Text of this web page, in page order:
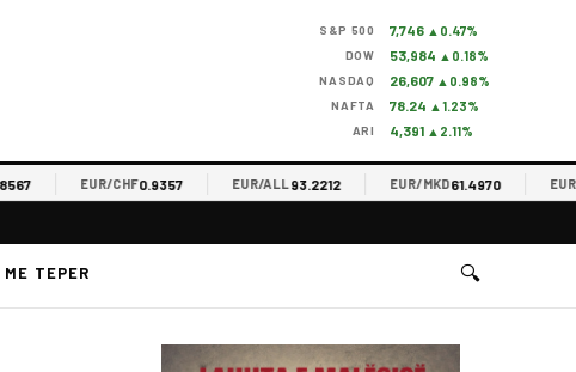
S&P 500 7,746 ▲0.47%
DOW 53,984 ▲0.18%
NASDAQ 26,607 ▲0.98%
NAFTA 78.24 ▲1.23%
ARI 4,391 ▲2.11%
EUR/CHF0.9357 EUR/ALL93.2212 EUR/MKD61.4970 EUR/RSD
ME TEPER 🔍